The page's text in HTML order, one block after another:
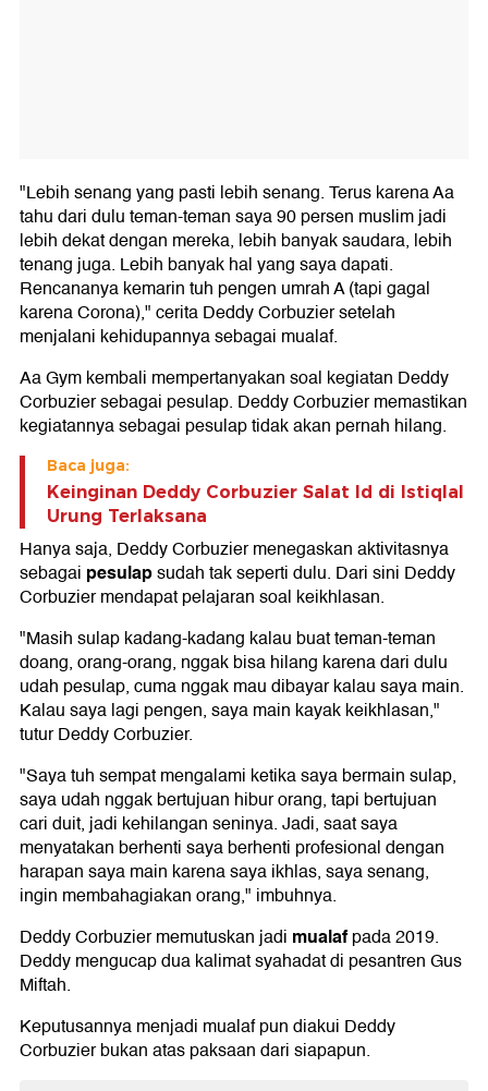
"Lebih senang yang pasti lebih senang. Terus karena Aa
tahu dari dulu teman-teman saya 90 persen muslim jadi
lebih dekat dengan mereka, lebih banyak saudara, lebih
tenang juga. Lebih banyak hal yang saya dapati.
Rencananya kemarin tuh pengen umrah A (tapi gagal
karena Corona)," cerita Deddy Corbuzier setelah
menjalani kehidupannya sebagai mualaf.
Aa Gym kembali mempertanyakan soal kegiatan Deddy
Corbuzier sebagai pesulap. Deddy Corbuzier memastikan
kegiatannya sebagai pesulap tidak akan pernah hilang.
Baca juga:
Keinginan Deddy Corbuzier Salat Id di Istiqlal
Urung Terlaksana
Hanya saja, Deddy Corbuzier menegaskan aktivitasnya
sebagai pesulapsudah tak seperti dulu. Dari sini Deddy
Corbuzier mendapat pelajaran soal keikhlasan.
"Masih sulap kadang-kadang kalau buat teman-teman
doang, orang-orang, nggak bisa hilang karena dari dulu
udah pesulap, cuma nggak mau dibayar kalau saya main.
Kalau saya lagi pengen, saya main kayak keikhlasan,"
tutur Deddy Corbuzier.
"Saya tuh sempat mengalami ketika saya bermain sulap,
saya udah nggak bertujuan hibur orang, tapi bertujuan
cari duit, jadi kehilangan seninya. Jadi, saat saya
menyatakan berhenti saya berhenti profesional dengan
harapan saya main karena saya ikhlas, saya senang,
ingin membahagiakan orang," imbuhnya.
Deddy Corbuzier memutuskan jadi mualafpada 2019.
Deddy mengucap dua kalimat syahadat di pesantren Gus
Miftah.
Keputusannya menjadi mualaf pun diakui Deddy
Corbuzier bukan atas paksaan dari siapapun.